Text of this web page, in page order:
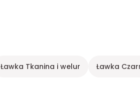
Ławka Tkanina i welur Ławka